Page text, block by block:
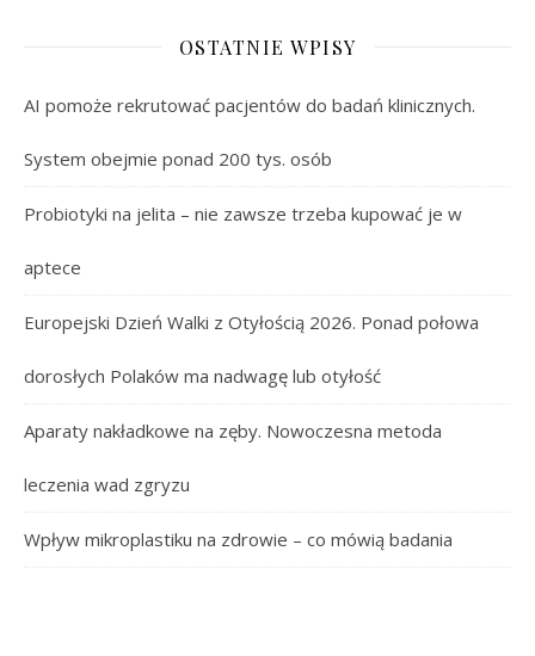
OSTATNIE WPISY
AI pomoże rekrutować pacjentów do badań klinicznych.
System obejmie ponad 200 tys. osób
Probiotyki na jelita – nie zawsze trzeba kupować je w
aptece
Europejski Dzień Walki z Otyłością 2026. Ponad połowa
dorosłych Polaków ma nadwagę lub otyłość
Aparaty nakładkowe na zęby. Nowoczesna metoda
leczenia wad zgryzu
Wpływ mikroplastiku na zdrowie – co mówią badania